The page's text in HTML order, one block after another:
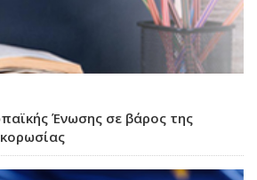
Ένωσης σε βάρος της